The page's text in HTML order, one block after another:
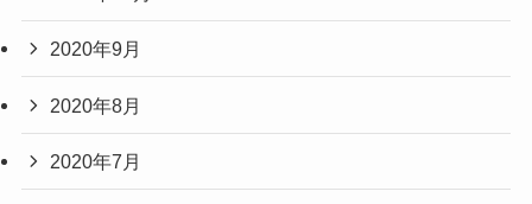
2020年9月
2020年8月
2020年7月